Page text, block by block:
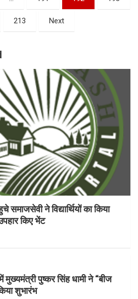
213 Next
ने विद्यार्थियों का किया
किए भेंट
पुष्कर सिंह धामी ने “बीज
शुभारंभ